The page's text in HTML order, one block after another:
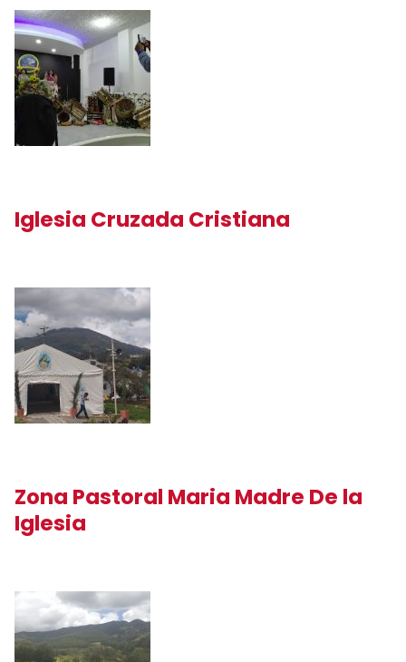
Iglesia Cruzada Cristiana
Zona Pastoral Maria Madre De la
Iglesia